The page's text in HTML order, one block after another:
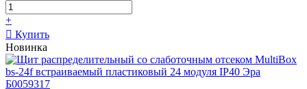
+
Купить
Новинка